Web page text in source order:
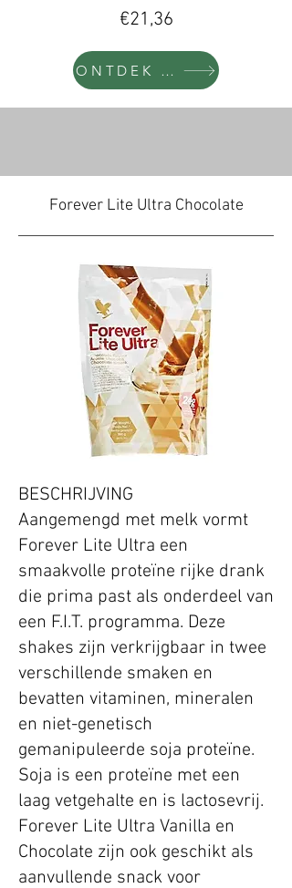
€21,36
ONTDEK MEER
Forever Lite Ultra Chocolate
BESCHRIJVING
Aangemengd met melk vormt
Forever Lite Ultra een
smaakvolle proteïne rijke drank
die prima past als onderdeel van
een F.I.T. programma. Deze
shakes zijn verkrijgbaar in twee
verschillende smaken en
bevatten vitaminen, mineralen
en niet-genetisch
gemanipuleerde soja proteïne.
Soja is een proteïne met een
laag vetgehalte en is lactosevrij.
Forever Lite Ultra Vanilla en
Chocolate zijn ook geschikt als
aanvullende snack voor